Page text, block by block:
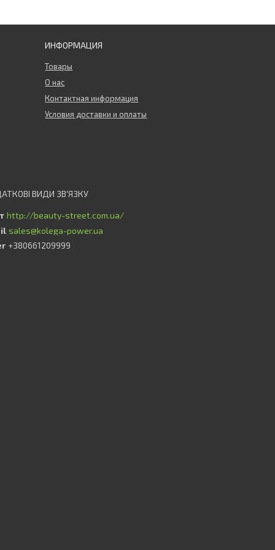
ИНФОРМАЦИЯ
Товары
О нас
Контактная информация
Условия доставки и оплаты
http://beauty-street.com.ua/
sales@kolega-power.ua
+380661209999